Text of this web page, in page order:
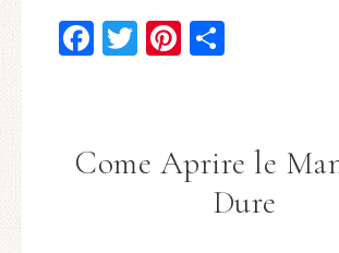
Facebook
Twitter
Pinterest
Come Aprire le
Dure